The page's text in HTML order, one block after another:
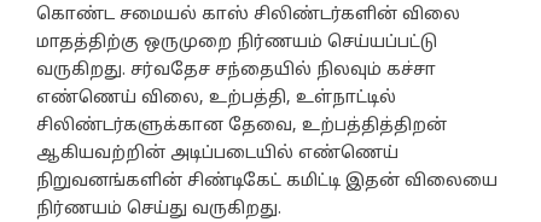
கொண்ட சமையல் காஸ் சிலிண்டர்களின் விலை
மாதத்திற்கு ஒருமுறை நிர்ணயம் செய்யப்பட்டு
வருகிறது. சர்வதேச சந்தையில் நிலவும் கச்சா
எண்ணெய் விலை, உற்பத்தி, உள்நாட்டில்
சிலிண்டர்களுக்கான தேவை, உற்பத்தித்திறன்
ஆகியவற்றின் அடிப்படையில் எண்ணெய்
நிறுவனங்களின் சிண்டிகேட் கமிட்டி இதன் விலையை
நிர்ணயம் செய்து வருகிறது.